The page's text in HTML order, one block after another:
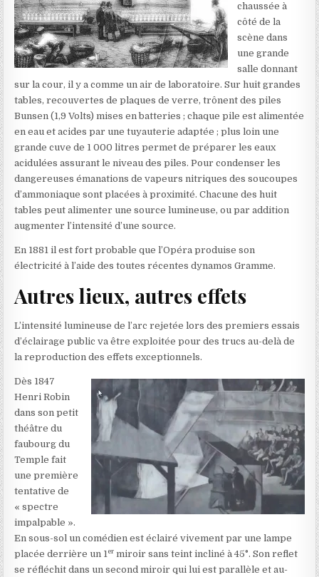
chaussée à
côté de la
scène dans
une grande
salle donnant
sur la cour, il y a comme un air de laboratoire. Sur huit grandes
tables, recouvertes de plaques de verre, trônent des piles
Bunsen (1,9 Volts) mises en batteries ; chaque pile est alimentée
en eau et acides par une tuyauterie adaptée ; plus loin une
grande cuve de 1 000 litres permet de préparer les eaux
acidulées assurant le niveau des piles. Pour condenser les
dangereuses émanations de vapeurs nitriques des soucoupes
d’ammoniaque sont placées à proximité. Chacune des huit
tables peut alimenter une source lumineuse, ou par addition
augmenter l’intensité d’une source.
En 1881 il est fort probable que l’Opéra produise son
électricité à l’aide des toutes récentes dynamos Gramme.
Autres lieux, autres effets
L’intensité lumineuse de l’arc rejetée lors des premiers essais
d’éclairage public va être exploitée pour des trucs au-delà de
la reproduction des effets exceptionnels.
Dès 1847
Henri Robin
dans son petit
théâtre du
faubourg du
Temple fait
une première
tentative de
« spectre
impalpable ».
En sous-sol un comédien est éclairé vivement par une lampe
placée derrière un 1er miroir sans teint incliné à 45°. Son reflet
se réfléchit dans un second miroir qui lui est parallèle et au-